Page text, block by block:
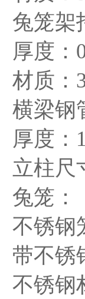
兔笼架
厚度：
材质：
横梁钢
厚度：
立柱尺
兔笼 ：
不锈钢
带不锈
不锈钢